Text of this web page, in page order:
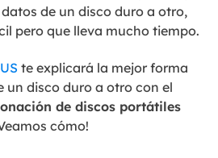
de un disco duro a otro,
pero que lleva mucho tiempo.
te explicará la mejor forma
un disco duro a otro con el
de discos portátiles
cómo!